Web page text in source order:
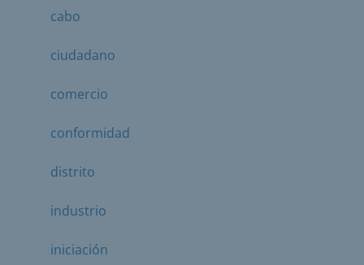
cabo
ciudadano
comercio
conformidad
distrito
industrio
iniciación